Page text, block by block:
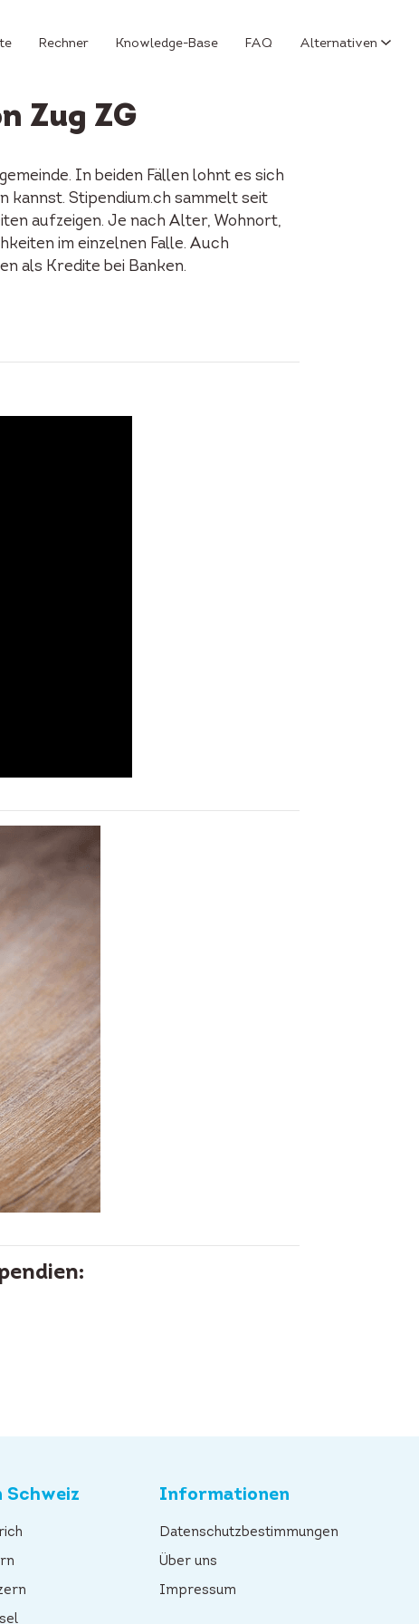
Rechner Knowledge-Base FAQ Alternativen
Zug ZG
In beiden Fällen lohnt es sich
kannst. Stipendium.ch sammelt seit
aufzeigen. Je nach Alter, Wohnort,
im einzelnen Falle. Auch
als Kredite bei Banken.
Schweiz Informationen
Datenschutzbestimmungen
Über uns
Impressum